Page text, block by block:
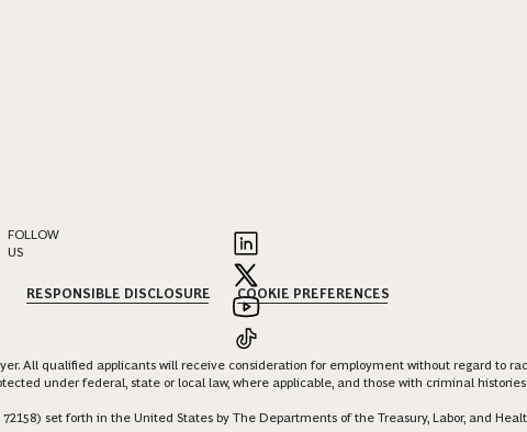
FOLLOW
US
RESPONSIBLE DISCLOSURE COOKIE PREFERENCES
All qualified applicants will receive consideration for employment without regard to
under federal, state or local law, where applicable, and those with criminal
set forth in the United States by The Departments of the Treasury, Labor, and